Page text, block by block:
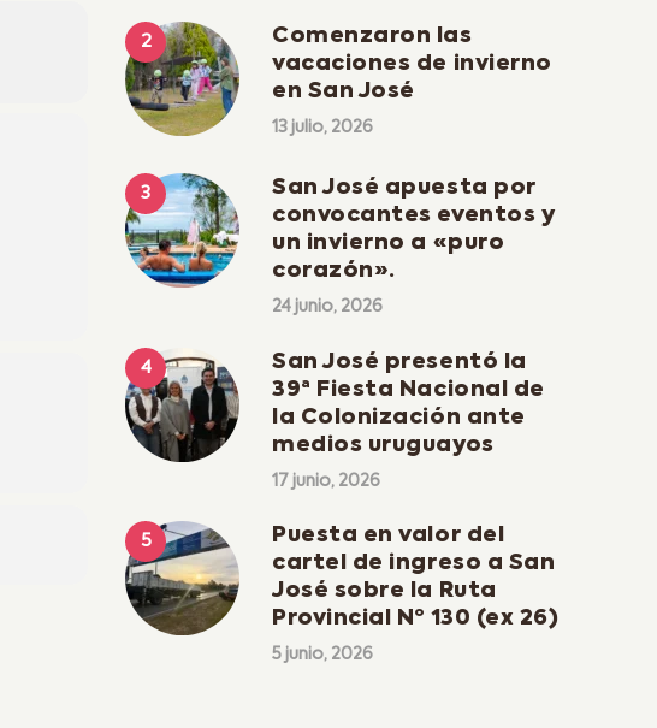
Comenzaron las
vacaciones de invierno
en San José
13 julio, 2026
San José apuesta por
convocantes eventos y
un invierno a «puro
corazón».
24 junio, 2026
San José presentó la
39ª Fiesta Nacional de
la Colonización ante
medios uruguayos
17 junio, 2026
Puesta en valor del
cartel de ingreso a San
José sobre la Ruta
Provincial Nº 130 (ex 26)
5 junio, 2026